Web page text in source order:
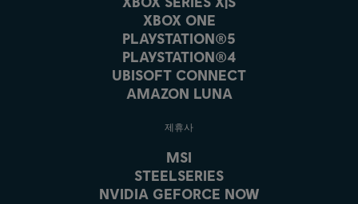
XBOX ONE
PLAYSTATION®5
PLAYSTATION®4
UBISOFT CONNECT
AMAZON LUNA
제휴사
MSI
STEELSERIES
NVIDIA GEFORCE NOW